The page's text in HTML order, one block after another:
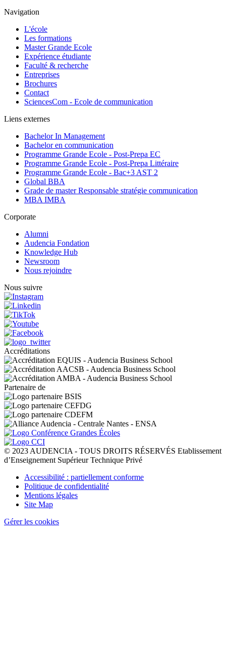
Navigation
L'école
Les formations
Master Grande Ecole
Expérience étudiante
Faculté & recherche
Entreprises
Brochures
Contact
SciencesCom - Ecole de communication
Liens externes
Bachelor In Management
Bachelor en communication
Programme Grande Ecole - Post-Prepa EC
Programme Grande Ecole - Post-Prepa Littéraire
Programme Grande Ecole - Bac+3 AST 2
Global BBA
Grade de master Responsable stratégie communication
MBA IMBA
Corporate
Alumni
Audencia Fondation
Knowledge Hub
Newsroom
Nous rejoindre
Nous suivre
Accréditations
Partenaire de
© 2023 AUDENCIA - TOUS DROITS RÉSERVÉS Etablissement
d’Enseignement Supérieur Technique Privé
Pied
page
Accessibilité : partiellement conforme
Politique de confidentialité
Mentions légales
Site Map
Gérer les cookies